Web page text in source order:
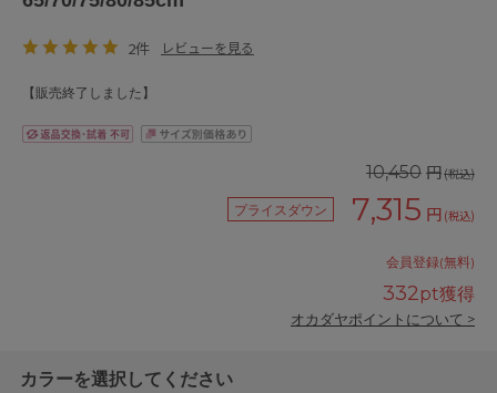
2件 レビューを見る
【販売終了しました】
10,450 円(税込)
プライスダウン 7,315 円 (税込)
会員登録(無料)
332pt獲得
オカダヤポイントについて >
カラーを選択してください